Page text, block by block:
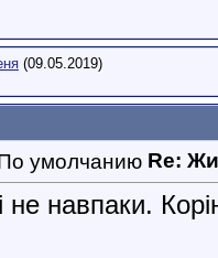
(09.05.2019)
Re:
не навпаки.